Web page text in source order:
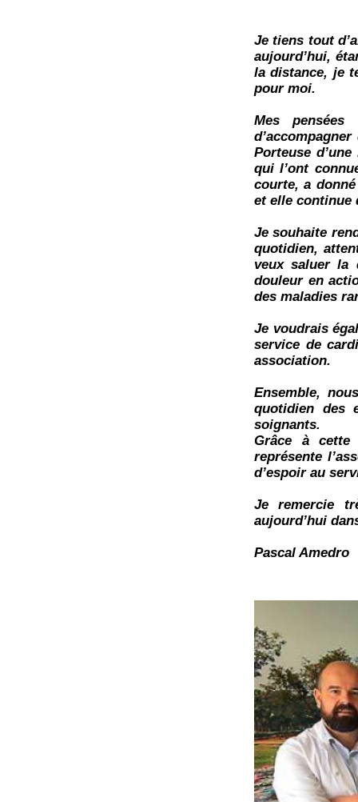
Je tiens tout
aujourd’hui,
la distance, je
pour moi.
Mes
Porteuse
qui l’ont
courte, a
et elle continue
Je souhaite
quotidien,
veux saluer la
douleur en
des maladies
Je voudrais
service de
association.
Ensemble,
quotidien des
soignants.
Grâce à cette
représente
d’espoir au
Je remercie
aujourd’hui
Pascal Amedro